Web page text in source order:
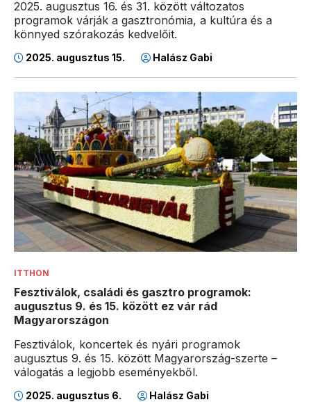
2025. augusztus 16. és 31. között változatos
programok várják a gasztronómia, a kultúra és a
könnyed szórakozás kedvelőit.
2025. augusztus 15. Halász Gabi
ITTHON
Fesztiválok, családi és gasztro programok:
augusztus 9. és 15. között ez vár rád
Magyarországon
Fesztiválok, koncertek és nyári programok
augusztus 9. és 15. között Magyarország-szerte –
válogatás a legjobb eseményekből.
2025. augusztus 6. Halász Gabi